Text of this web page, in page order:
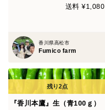
送料 ¥1,080
香川県高松市
Fumico farm
『香川本鷹』生（青100ｇ）